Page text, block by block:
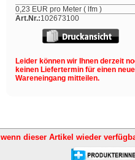
0,23 EUR pro Meter ( lfm )
Art.Nr.:102673100
Leider können wir Ihnen derzeit
keinen Liefertermin für einen
Wareneingang mitteilen.
wenn dieser Artikel wieder